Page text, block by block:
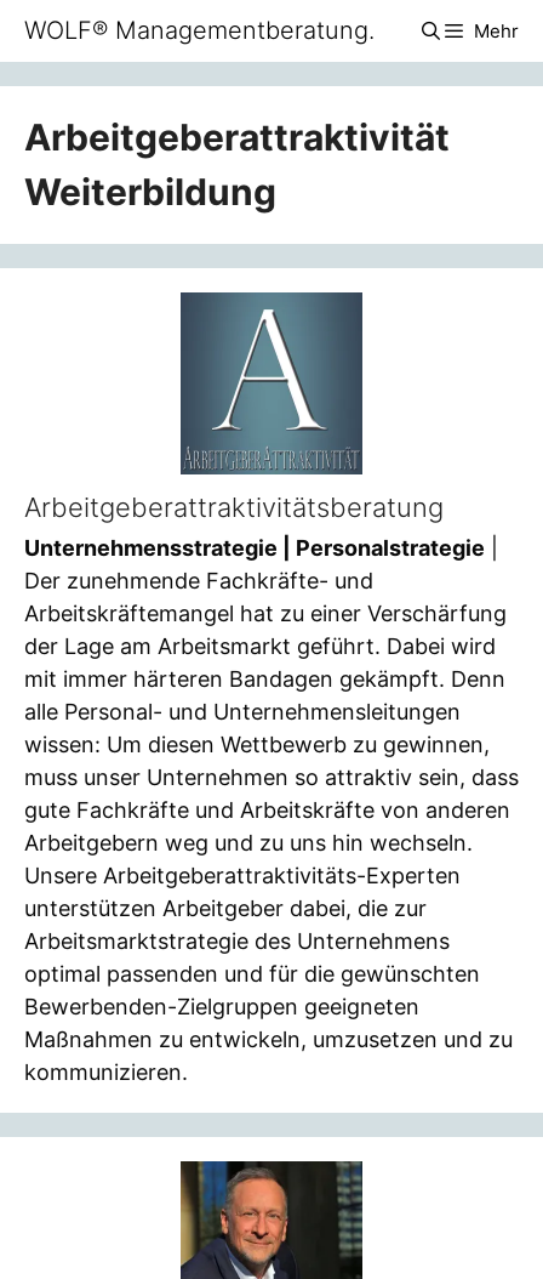
Zum
Inhalt
springen
WOLF® Managementberatung. Mehr
Arbeitgeberattraktivität
Weiterbildung
Arbeitgeberattraktivitätsberatung
Unternehmensstrategie | Personalstrategie
Der zunehmende Fachkräfte- und
Arbeitskräftemangel hat zu einer Verschärfung
der Lage am Arbeitsmarkt geführt. Dabei wird
mit immer härteren Bandagen gekämpft. Denn
alle Personal- und Unternehmensleitungen
wissen: Um diesen Wettbewerb zu gewinnen,
muss unser Unternehmen so attraktiv sein, dass
gute Fachkräfte und Arbeitskräfte von anderen
Arbeitgebern weg und zu uns hin wechseln.
Unsere Arbeitgeberattraktivitäts-Experten
unterstützen Arbeitgeber dabei, die zur
Arbeitsmarktstrategie des Unternehmens
optimal passenden und für die gewünschten
Bewerbenden-Zielgruppen geeigneten
Maßnahmen zu entwickeln, umzusetzen und zu
kommunizieren.